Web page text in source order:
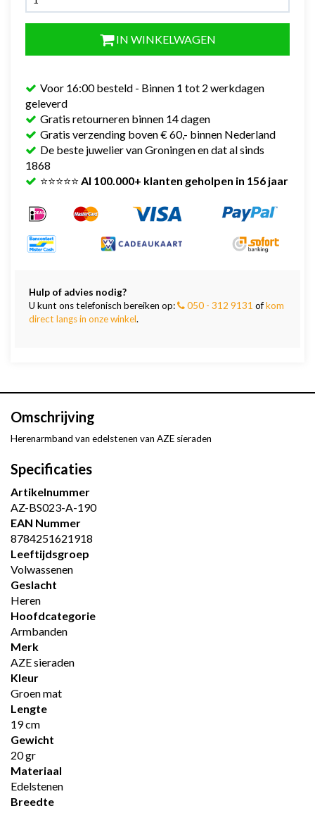
IN WINKELWAGEN
Voor 16:00 besteld - Binnen 1 tot 2 werkdagen
geleverd
Gratis retourneren binnen 14 dagen
Gratis verzending boven € 60,- binnen Nederland
De beste juwelier van Groningen en dat al sinds
1868
⭐⭐⭐⭐⭐ Al 100.000+ klanten geholpen in 156 jaar
Hulp of advies nodig?
U kunt ons telefonisch bereiken op:
050 - 312 9131 ofkom
direct langs in onze winkel.
Omschrijving
Herenarmband van edelstenen van AZE sieraden
Specificaties
Artikelnummer
AZ-BS023-A-190
EAN Nummer
8784251621918
Leeftijdsgroep
Volwassenen
Geslacht
Heren
Hoofdcategorie
Armbanden
Merk
AZE sieraden
Kleur
Groen mat
Lengte
19 cm
Gewicht
20 gr
Materiaal
Edelstenen
Breedte